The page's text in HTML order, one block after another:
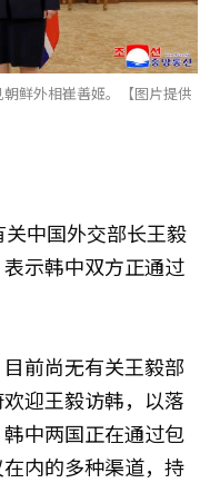
鲜外相崔善姬。【图片提供
中国外交部长王毅
示韩中双方正通过
前尚无有关王毅部
迎王毅访韩，以落
中两国正在通过包
内的多种渠道，持